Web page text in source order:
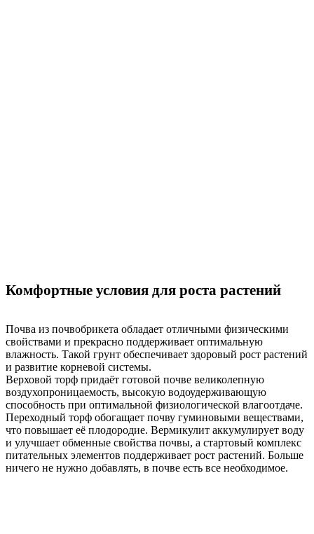
Комфортные условия для роста растений
Почва из почвобрикета обладает отличными физическими
свойствами и прекрасно поддерживает оптимальную
влажность. Такой грунт обеспечивает здоровый рост растений
и развитие корневой системы.
Верховой торф придаёт готовой почве великолепную
воздухопроницаемость, высокую водоудерживающую
способность при оптимальной физиологической влагоотдаче.
Переходный торф обогащает почву гуминовыми веществами,
что повышает её плодородие. Вермикулит аккумулирует воду
и улучшает обменные свойства почвы, а стартовый комплекс
питательных элементов поддерживает рост растений. Больше
ничего не нужно добавлять, в почве есть все необходимое.